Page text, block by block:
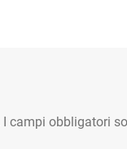
I campi obbligatori